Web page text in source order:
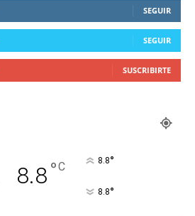
SEGUIR
SEGUIR
SUSCRIBIRTE
8.8°C 8.8°
8.8°